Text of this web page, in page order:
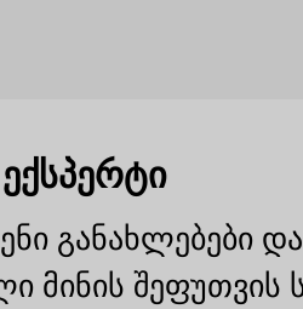
განახლებები
მინის შეფუთვის